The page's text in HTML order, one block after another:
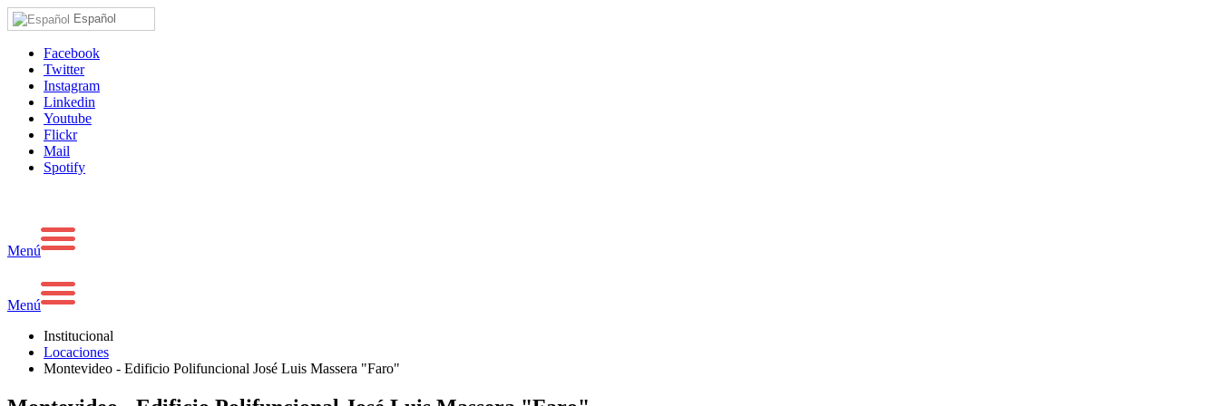
Español
Facebook
Twitter
Instagram
Linkedin
Youtube
Flickr
Mail
Spotify
Menú
Menú
Institucional
Locaciones
Montevideo - Edificio Polifuncional José Luis Massera "Faro"